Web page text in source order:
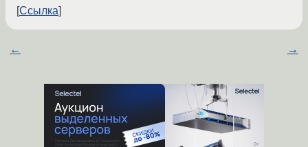
Ссылка
← →